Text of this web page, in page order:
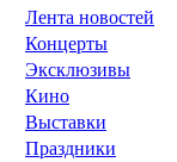
Лента новостей
Концерты
Эксклюзивы
Кино
Выставки
Праздники